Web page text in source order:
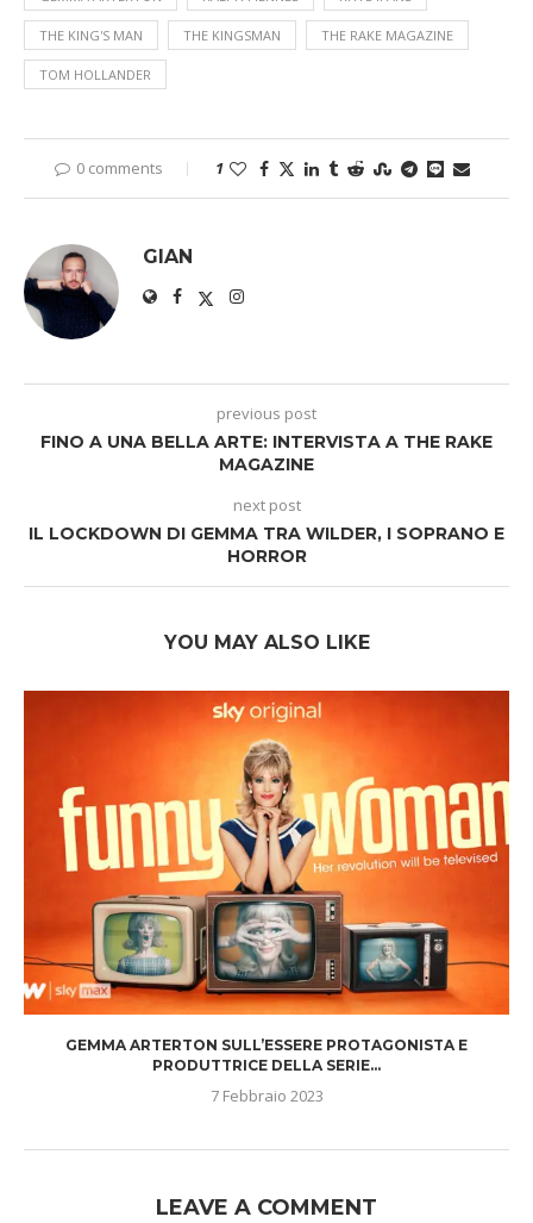
THE KING'S MAN THE KINGSMAN THE RAKE MAGAZINE
TOM HOLLANDER
0 comments 1
GIAN
previous post
FINO A UNA BELLA ARTE: INTERVISTA A THE RAKE
MAGAZINE
next post
IL LOCKDOWN DI GEMMA TRA WILDER, I SOPRANO E
HORROR
YOU MAY ALSO LIKE
GEMMA ARTERTON SULL’ESSERE PROTAGONISTA E
PRODUTTRICE DELLA SERIE...
7 Febbraio 2023
LEAVE A COMMENT